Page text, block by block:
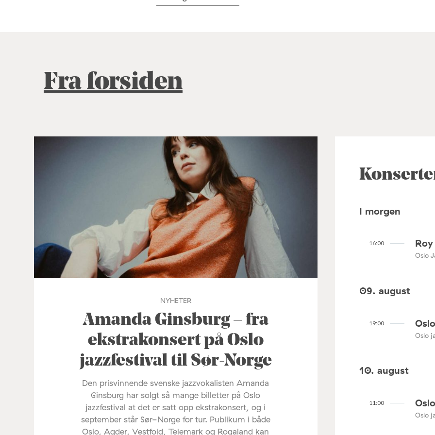
Fra forsiden
NYHETER
Amanda Ginsburg – fra
ekstrakonsert på Oslo
jazzfestival til Sør-Norge
Den prisvinnende svenske jazzvokalisten Amanda
Ginsburg har solgt så mange billetter på Oslo
jazzfestival at det er satt opp ekstrakonsert, og i
september står Sør-Norge for tur. Publikum i både
Oslo, Agder, Vestfold, Telemark og Rogaland kan
I morgen
16:00
Oslo
09. august
19:00
Oslo
10. august
11:00
Oslo